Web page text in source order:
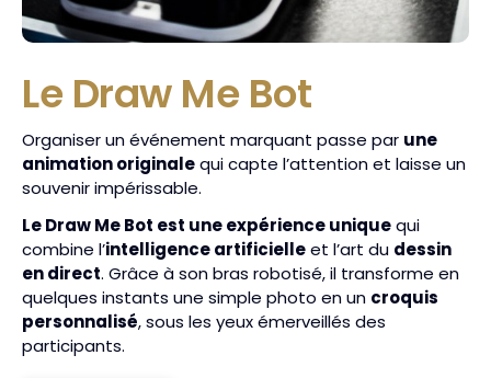
Le Draw Me Bot
Organiser un événement marquant passe par une
animation originalequi capte l’attention et laisse un
souvenir impérissable.
Le Draw Me Bot est une expérience uniquequi
combine l’intelligence artificielleet l’art du dessin
en direct. Grâce à son bras robotisé, il transforme en
quelques instants une simple photo en un croquis
personnalisé, sous les yeux émerveillés des
participants.